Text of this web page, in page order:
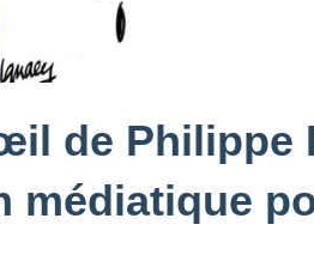
de Philippe
médiatique